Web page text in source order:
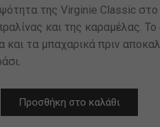
της Virginie Classic στο
και της καραμέλας.
και τα μπαχαρικά πριν
Προσθήκη στο καλάθι